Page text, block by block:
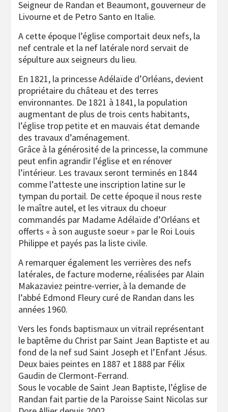
Seigneur de Randan et Beaumont, gouverneur de
Livourne et de Petro Santo en Italie.
A cette époque l’église comportait deux nefs, la
nef centrale et la nef latérale nord servait de
sépulture aux seigneurs du lieu.
En 1821, la princesse Adélaïde d’Orléans, devient
propriétaire du château et des terres
environnantes. De 1821 à 1841, la population
augmentant de plus de trois cents habitants,
l’église trop petite et en mauvais état demande
des travaux d’aménagement.
Grâce à la générosité de la princesse, la commune
peut enfin agrandir l’église et en rénover
l’intérieur. Les travaux seront terminés en 1844
comme l’atteste une inscription latine sur le
tympan du portail. De cette époque il nous reste
le maître autel, et les vitraux du choeur
commandés par Madame Adélaïde d’Orléans et
offerts « à son auguste soeur » par le Roi Louis
Philippe et payés pas la liste civile.
A remarquer également les verrières des nefs
latérales, de facture moderne, réalisées par Alain
Makazaviez peintre-verrier, à la demande de
l’abbé Edmond Fleury curé de Randan dans les
années 1960.
Vers les fonds baptismaux un vitrail représentant
le baptême du Christ par Saint Jean Baptiste et au
fond de la nef sud Saint Joseph et l’Enfant Jésus.
Deux baies peintes en 1887 et 1888 par Félix
Gaudin de Clermont-Ferrand.
Sous le vocable de Saint Jean Baptiste, l’église de
Randan fait partie de la Paroisse Saint Nicolas sur